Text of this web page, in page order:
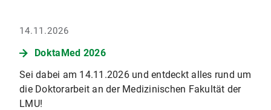
14.11.2026
DoktaMed 2026
Sei dabei am 14.11.2026 und entdeckt alles rund um
die Doktorarbeit an der Medizinischen Fakultät der
LMU!